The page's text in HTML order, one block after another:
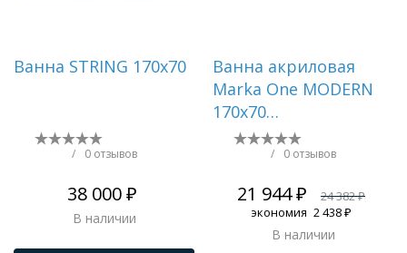
Ванна STRING 170x70
/ 0 отзывов
38 000 ₽
В наличии
Ванна акриловая
Marka One MODERN
170х70
Прямоугольная Белая
01мод1770
/ 0 отзывов
21 944 ₽
24 382 ₽
экономия 2 438 ₽
В наличии